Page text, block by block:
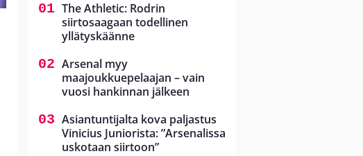
The Athletic: Rodrin
siirtosaagaan todellinen
yllätyskäänne
Arsenal myy
maajoukkuepelaajan – vain
vuosi hankinnan jälkeen
Asiantuntijalta kova paljastus
Vinicius Juniorista: ”Arsenalissa
uskotaan siirtoon”